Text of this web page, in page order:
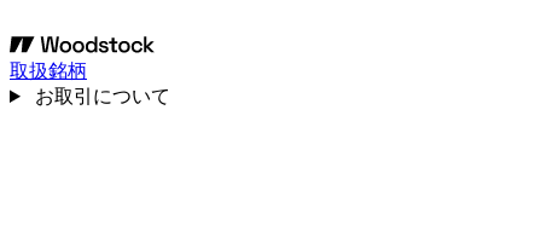
取扱銘柄
お取引について